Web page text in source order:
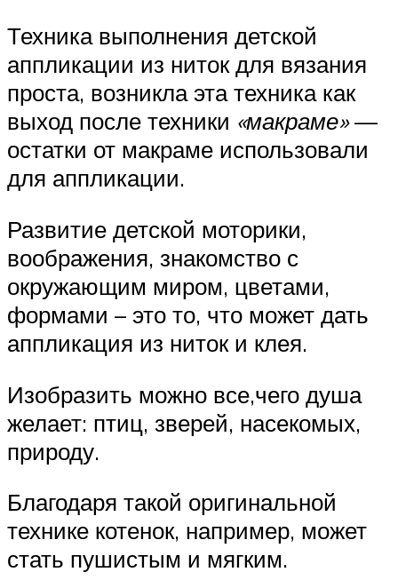
Техника выполнения детской
аппликации из ниток для вязания
проста, возникла эта техника как
выход после техники «макраме»—
остатки от макраме использовали
для аппликации.
Развитие детской моторики,
воображения, знакомство с
окружающим миром, цветами,
формами – это то, что может дать
аппликация из ниток и клея.
Изобразить можно все,чего душа
желает: птиц, зверей, насекомых,
природу.
Благодаря такой оригинальной
технике котенок, например, может
стать пушистым и мягким.